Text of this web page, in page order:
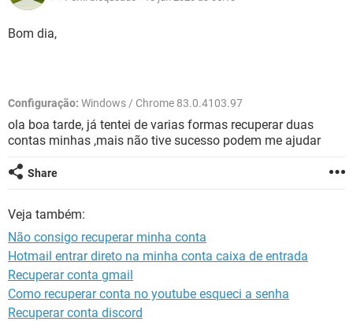
GUIA DE COMPRAS
INSTAGRAM
CELULAR
OUTLOOK
JOGOS
INSTAGRAM GMAIL
GUIA DE COMPRAS
Bom dia,
Configuração: Windows / Chrome 83.0.4103.97
ola boa tarde, já tentei de varias formas recuperar duas
contas minhas ,mais não tive sucesso podem me ajudar
Share
Veja também:
Não consigo recuperar minha conta
Hotmail entrar direto na minha conta caixa de entrada
Recuperar conta gmail
Como recuperar conta no youtube esqueci a senha
Recuperar conta discord